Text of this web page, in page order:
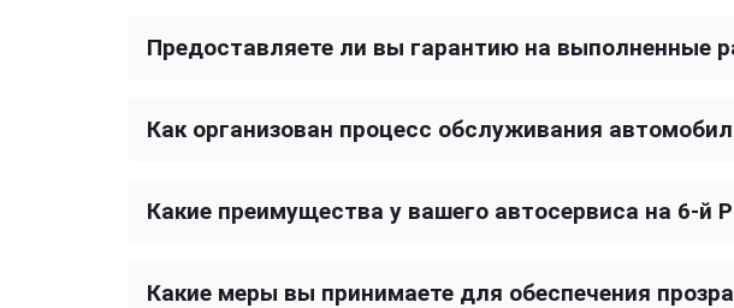
Предоставляете ли вы гарантию на выполненные
Как организован процесс обслуживания
Какие преимущества у вашего автосервиса на 6-й
Какие меры вы принимаете для обеспечения